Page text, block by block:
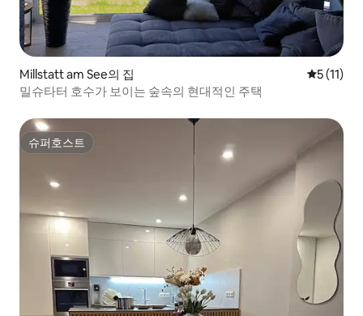
Millstatt am See의 집 평점 5점
5 (11)
밀슈타터 호수가 보이는 숲속의 현대적인 주택
슈퍼호스트
슈퍼호스트